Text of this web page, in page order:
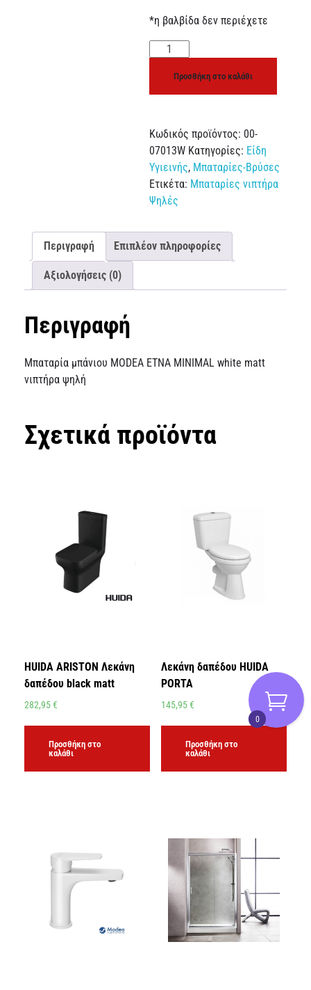
*η βαλβίδα δεν περιέχετε
Προσθήκη στο καλάθι
Κωδικός προϊόντος: 00-
07013W Κατηγορίες: Είδη
Υγιεινής, Μπαταρίες-Βρύσες
Ετικέτα: Μπαταρίες νιπτήρα
Ψηλές
Περιγραφή Επιπλέον πληροφορίες
Αξιολογήσεις (0)
Περιγραφή
Μπαταρία μπάνιου MODEA ETNA MINIMAL white matt
νιπτήρα ψηλή
Σχετικά προϊόντα
HUIDA ARISTON Λεκάνη
δαπέδου black matt
282,95€
Προσθήκη στο
καλάθι
Λεκάνη δαπέδου HUIDA
PORTA
145,95€
Προσθήκη στο
καλάθι
0